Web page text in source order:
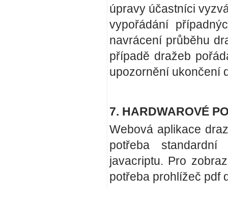
úpravy účastníci
vypořádání
navrácení průběhu
případě dražeb
upozornění ukončení
7. HARDWAROVÉ
Webová aplikace
potřeba
javacriptu. Pro
potřeba prohlížeč pdf